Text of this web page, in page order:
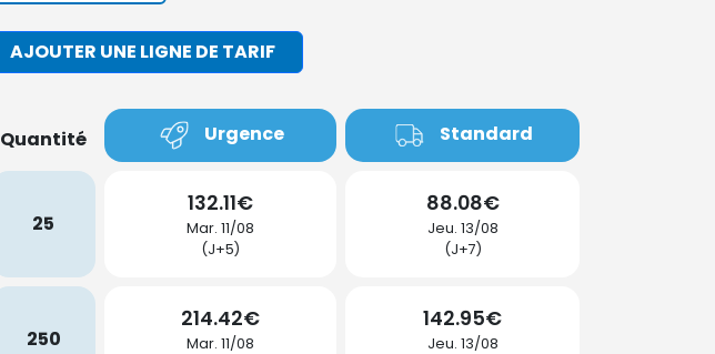
AJOUTER UNE LIGNE DE TARIF
Quantité Urgence Standard
25
132.11€
Mar. 11/08
(J+5)
88.08€
Jeu. 13/08
(J+7)
250
214.42€
Mar. 11/08
142.95€
Jeu. 13/08